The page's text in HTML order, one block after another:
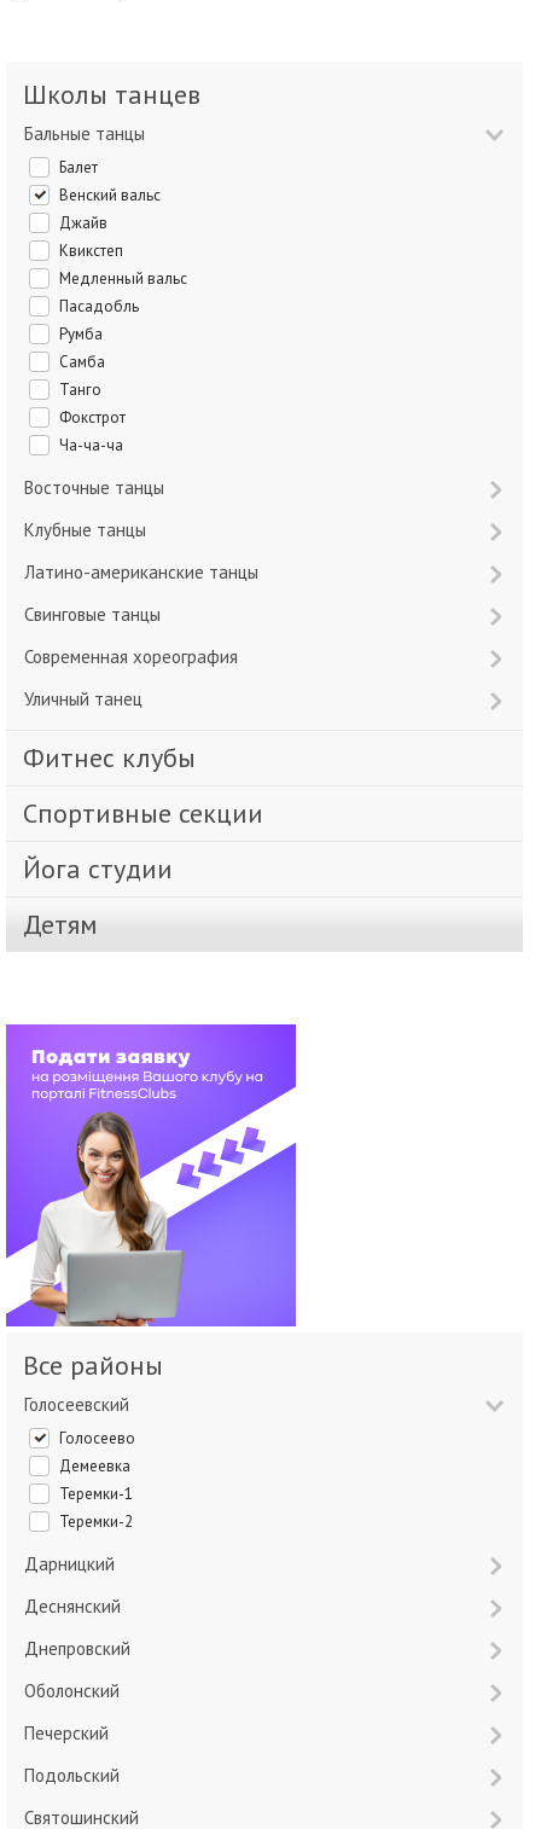
Школы танцев
Бальные танцы
Балет
Венский вальс
Джайв
Квикстеп
Медленный вальс
Пасадобль
Румба
Самба
Танго
Фокстрот
Ча-ча-ча
Восточные танцы
Клубные танцы
Латино-американские танцы
Свинговые танцы
Современная хореография
Уличный танец
Фитнес клубы
Спортивные секции
Йога студии
Детям
Все районы
Голосеевский
Голосеево
Демеевка
Теремки-1
Теремки-2
Дарницкий
Деснянский
Днепровский
Оболонский
Печерский
Подольский
Святошинский